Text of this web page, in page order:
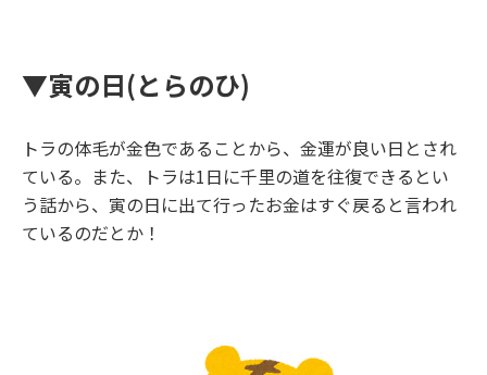
▼寅の日(とらのひ)
トラの体毛が金色であることから、金運が良い日とされ
ている。また、トラは1日に千里の道を往復できるとい
う話から、寅の日に出て行ったお金はすぐ戻ると言われ
ているのだとか！